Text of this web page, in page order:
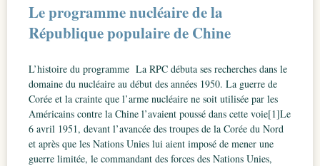
Le programme nucléaire de la
République populaire de Chine
L’histoire du programme La RPC débuta ses recherches dans le
domaine du nucléaire au début des années 1950. La guerre de
Corée et la crainte que l’arme nucléaire ne soit utilisée par les
Américains contre la Chine l’avaient poussé dans cette voie[1]Le
6 avril 1951, devant l’avancée des troupes de la Corée du Nord
et après que les Nations Unies lui aient imposé de mener une
guerre limitée, le commandant des forces des Nations Unies,